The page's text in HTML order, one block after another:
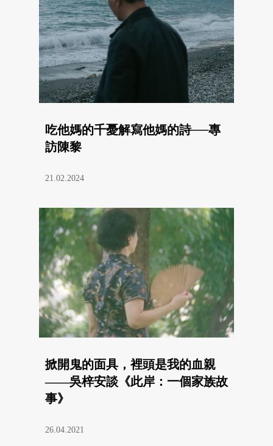
吃他媽的千憂解寫他媽的詩──專
訪陳黎
21.02.2024
掀開鬼的面具，裡頭是我的血親
——吳梓安談《此岸：一個家族故
事》
26.04.2021